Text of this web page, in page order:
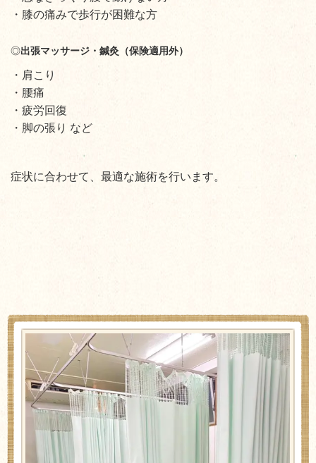
・膝の痛みで歩行が困難な方
◎出張マッサージ・鍼灸（保険適用外）
・肩こり
・腰痛
・疲労回復
・脚の張り など
症状に合わせて、最適な施術を行います。